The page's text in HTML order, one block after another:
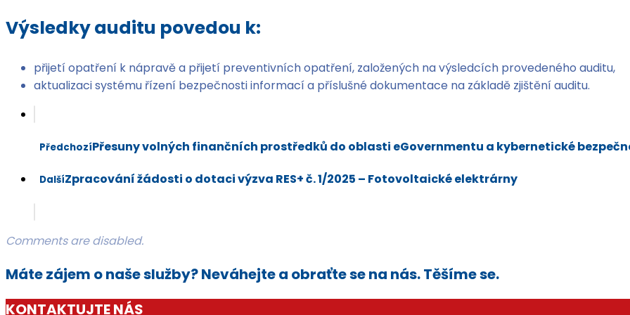
Výsledky auditu povedou k:
přijetí opatření k nápravě a přijetí preventivních opatření, založených na výsledcích provedeného auditu,
aktualizaci systému řízení bezpečnosti informací a příslušné dokumentace na základě zjištění auditu.
PředchozíPřesuny volných finančních prostředků do oblasti eGovernmentu a kybernetické
DalšíZpracování žádosti o dotaci výzva RES+ č. 1/2025 – Fotovoltaické elektrárny
Comments are disabled.
Máte zájem o naše služby? Neváhejte a obraťte se na nás. Těšíme se.
KONTAKTUJTE NÁS